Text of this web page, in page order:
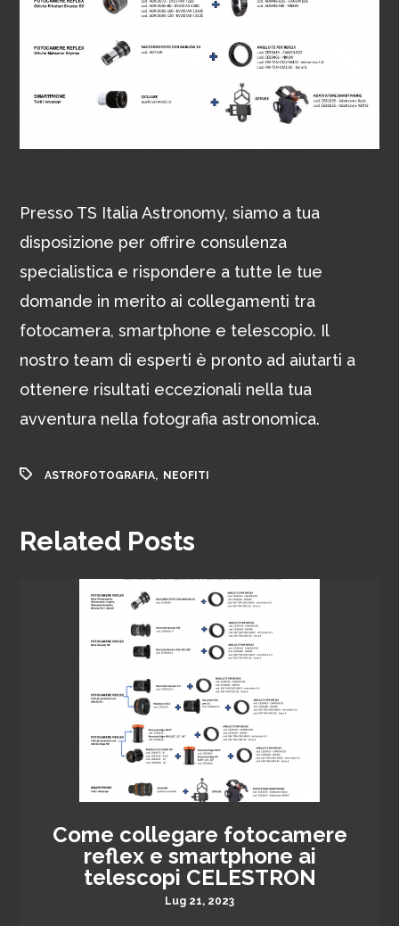
Presso TS Italia Astronomy, siamo a tua
disposizione per offrire consulenza
specialistica e rispondere a tutte le tue
domande in merito ai collegamenti tra
fotocamera, smartphone e telescopio. Il
nostro team di esperti è pronto ad aiutarti a
ottenere risultati eccezionali nella tua
avventura nella fotografia astronomica.
ASTROFOTOGRAFIA, NEOFITI
Related Posts
Come collegare fotocamere
reflex e smartphone ai
telescopi CELESTRON
Lug 21, 2023